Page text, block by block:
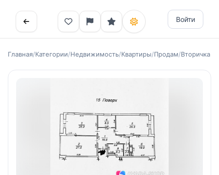
Войти
Главная/Категории/Недвижимость/Квартиры/Продам/Вторичка